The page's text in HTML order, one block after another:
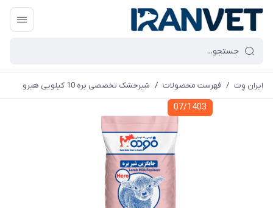
ایران وِت / فهرست محصولات / شیرخشک تخصصی بره 10 کیلویی هیرو
07/1403